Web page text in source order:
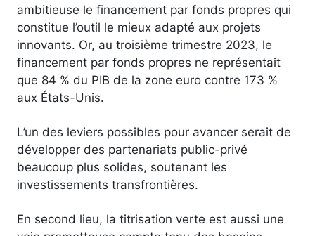
ambitieuse le financement par fonds propres qui
constitue l’outil le mieux adapté aux projets
innovants. Or, au troisième trimestre 2023, le
financement par fonds propres ne représentait
que 84 % du PIB de la zone euro contre 173 %
aux États-Unis.
L’un des leviers possibles pour avancer serait de
développer des partenariats public-privé
beaucoup plus solides, soutenant les
investissements transfrontières.
En second lieu, la titrisation verte est aussi une